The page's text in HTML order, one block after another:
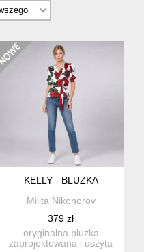
KELLY - BLUZKA
Milita Nikonorov
379 zł
oryginalna bluzka
zaprojektowana i uszyta